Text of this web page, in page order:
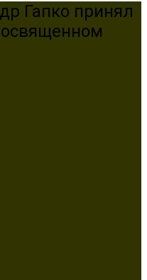
Гапко принял